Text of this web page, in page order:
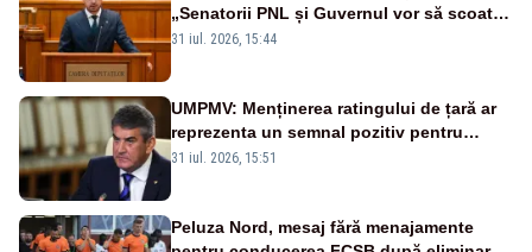
„Senatorii PNL și Guvernul vor să scoată
la vânzare bunuri publice pentru a stinge
31 iul. 2026, 15:44
UMPMV: Menținerea ratingului de țară ar
reprezenta un semnal pozitiv pentru
România. Autoritățile trebuie să continue
31 iul. 2026, 15:51
Peluza Nord, mesaj fără menajamente